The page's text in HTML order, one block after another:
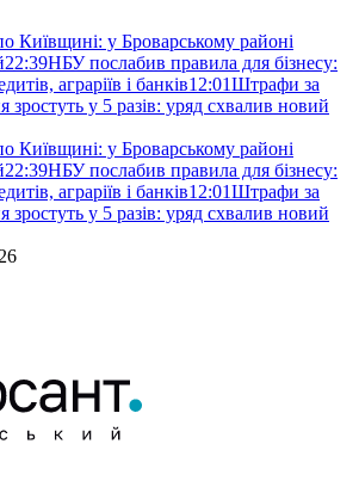
Київщині: у Броварському районі
22:39НБУ послабив правила для бізнесу:
аграріїв і банків12:01Штрафи за
зростуть у 5 разів: уряд схвалив новий
Київщині: у Броварському районі
22:39НБУ послабив правила для бізнесу:
аграріїв і банків12:01Штрафи за
зростуть у 5 разів: уряд схвалив новий